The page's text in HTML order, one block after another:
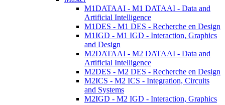
M1DATAAI - M1 DATAAI - Data and
Artificial Intelligence
M1DES - M1 DES - Recherche en Design
M1IGD - M1 IGD - Interaction, Graphics
and Design
M2DATAAI - M2 DATAAI - Data and
Artificial Intelligence
M2DES - M2 DES - Recherche en Design
M2ICS - M2 ICS - Integration, Circuits
and Systems
M2IGD - M2 IGD - Interaction, Graphics